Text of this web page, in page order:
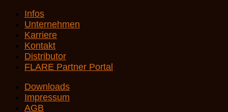
Infos
Unternehmen
Karriere
Kontakt
Distributor
FLARE Partner Portal
Downloads
Impressum
AGB